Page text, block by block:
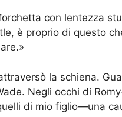
con lentezza
è proprio di questo
la schiena.
Negli occhi di
di mio figlio—una